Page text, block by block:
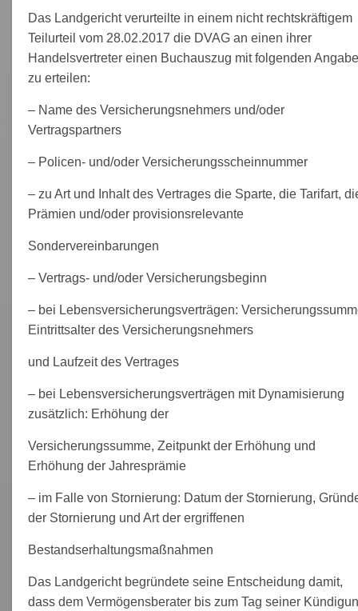
Das Landgericht verurteilte in einem nicht rechtskräftigem
Teilurteil vom 28.02.2017 die DVAG an einen ihrer
Handelsvertreter einen Buchauszug mit folgenden
zu erteilen:
– Name des Versicherungsnehmers und/oder
Vertragspartners
– Policen- und/oder Versicherungsscheinnummer
– zu Art und Inhalt des Vertrages die Sparte, die Tarifart,
Prämien und/oder provisionsrelevante
Sondervereinbarungen
– Vertrags- und/oder Versicherungsbeginn
– bei Lebensversicherungsverträgen:
Eintrittsalter des Versicherungsnehmers
und Laufzeit des Vertrages
– bei Lebensversicherungsverträgen mit Dynamisierung
zusätzlich: Erhöhung der
Versicherungssumme, Zeitpunkt der Erhöhung und
Erhöhung der Jahresprämie
– im Falle von Stornierung: Datum der Stornierung,
der Stornierung und Art der ergriffenen
Bestandserhaltungsmaßnahmen
Das Landgericht begründete seine Entscheidung damit,
dass dem Vermögensberater bis zum Tag seiner